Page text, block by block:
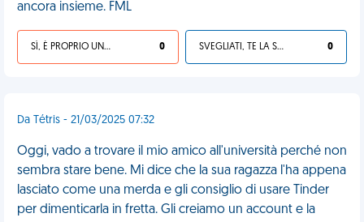
ancora insieme. FML
SÌ, È PROPRIO UNA VDM! 0 SVEGLIATI, TE LA SEI CERCATA! 0
Da Tétris - 21/03/2025 07:32
Oggi, vado a trovare il mio amico all'università perché non
sembra stare bene. Mi dice che la sua ragazza l'ha appena
lasciato come una merda e gli consiglio di usare Tinder
per dimenticarla in fretta. Gli creiamo un account e la